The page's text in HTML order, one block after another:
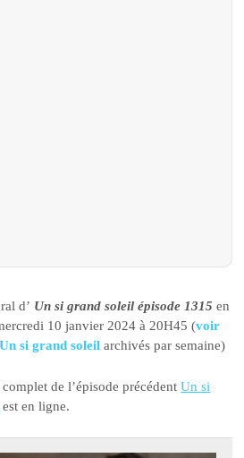
d’ Un si grand soleil épisode 1315 en
10 janvier 2024 à 20H45 (voir
si grand soleil archivés par semaine)
de l’épisode précédentUn si
est en ligne.